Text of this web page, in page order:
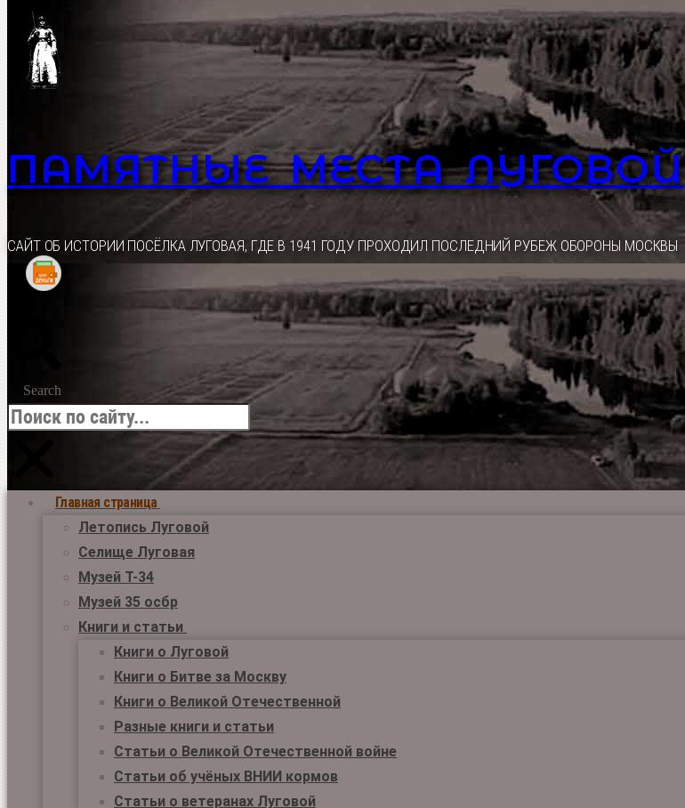
Перейти
содержимому
ПАМЯТНЫЕ МЕСТА ЛУГОВОЙ
CАЙТ ОБ ИСТОРИИ ПОСЁЛКА ЛУГОВАЯ, ГДЕ В 1941 ГОДУ ПРОХОДИЛ ПОСЛЕДНИЙ РУБЕЖ ОБОРОНЫ МОСКВЫ
Search
Главная страница
Летопись Луговой
Селище Луговая
Музей Т-34
Музей 35 осбр
Книги и статьи
Книги о Луговой
Книги о Битве за Москву
Книги о Великой Отечественной
Разные книги и статьи
Статьи о Великой Отечественной войне
Статьи об учёных ВНИИ кормов
Статьи о ветеранах Луговой